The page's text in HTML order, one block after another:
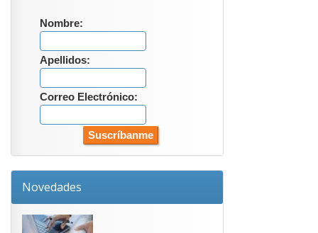
Nombre:
Apellidos:
Correo Electrónico:
Novedades